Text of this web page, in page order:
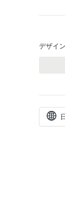
デザイ